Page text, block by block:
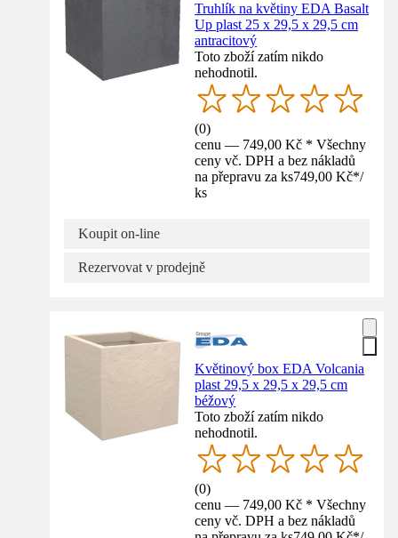
Truhlík na květiny EDA Basalt
Up plast 25 x 29,5 x 29,5 cm
antracitový
Toto zboží zatím nikdo
nehodnotil.
(0)
cenu — 749,00 Kč * Všechny
ceny vč. DPH a bez nákladů
na přepravu za ks749,00 Kč*/
ks
Koupit on-line
Rezervovat v prodejně
Květinový box EDA Volcania
plast 29,5 x 29,5 x 29,5 cm
béžový
Toto zboží zatím nikdo
nehodnotil.
(0)
cenu — 749,00 Kč * Všechny
ceny vč. DPH a bez nákladů